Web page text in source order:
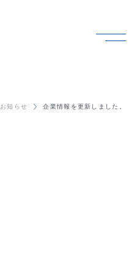
お知らせ 企業情報を更新しました。